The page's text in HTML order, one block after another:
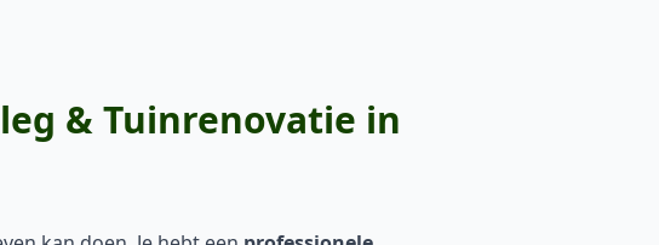
& Tuinrenovatie in